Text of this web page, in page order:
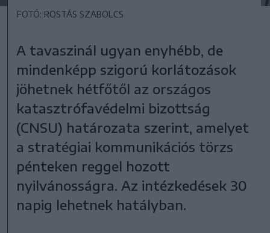
FOTÓ: ROSTÁS SZABOLCS
A tavaszinál ugyan enyhébb, de
mindenképp szigorú korlátozások
jöhetnek hétfőtől az országos
katasztrófavédelmi bizottság
(CNSU) határozata szerint, amelyet
a stratégiai kommunikációs törzs
pénteken reggel hozott
nyilvánosságra. Az intézkedések 30
napig lehetnek hatályban.